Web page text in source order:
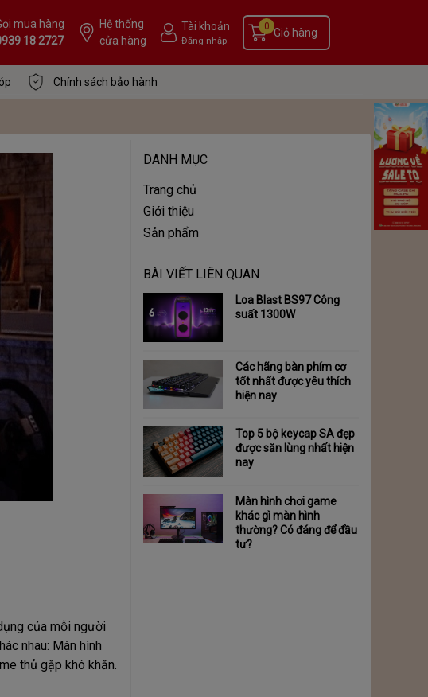
mua hàng
18 2727
Hệ thống
cửa hàng
Tài khoản
Đăng nhập
Giỏ hàng
0
Chính sách bảo hành
của mỗi người
nhau: Màn hình
thủ gặp khó khăn.
DANH MỤC
Trang chủ
Giới thiệu
Sản phẩm
BÀI VIẾT LIÊN QUAN
Loa Blast BS97 Công
suất 1300W
Các hãng bàn phím cơ
tốt nhất được yêu thích
hiện nay
Top 5 bộ keycap SA đẹp
được săn lùng nhất hiện
nay
Màn hình chơi game
khác gì màn hình
thường? Có đáng để đầu
tư?